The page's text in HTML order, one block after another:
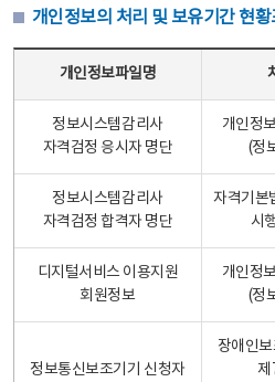
개인정보의 처리 및 보유기간 현황
개인정보파일명
정보시스템감리사
자격검정 응시자 명단
개인정
(정
정보시스템감리사
자격검정 합격자 명단
자격기본
시
디지털서비스 이용지원
회원정보
개인정
(정
정보통신보조기기 신청자
장애인
제